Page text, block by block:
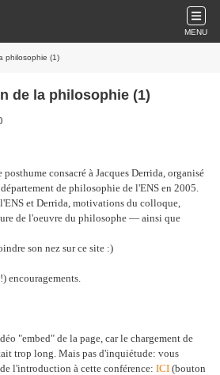
MENU
philosophie (1)
de la philosophie (1)
consacré à Jacques Derrida, organisé
de philosophie de l'ENS en 2005.
et Derrida, motivations du colloque,
de l'oeuvre du philosophe — ainsi que
son nez sur ce site :)
encouragements.
"embed" de la page, car le chargement de
trop long. Mais pas d'inquiétude: vous
l'introduction à cette conférence: ICI (bouton